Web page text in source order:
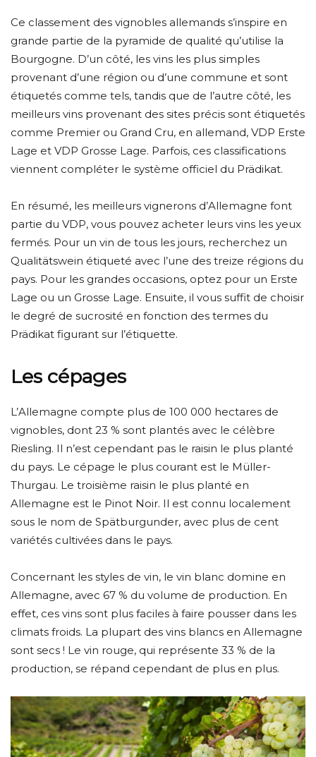
Ce classement des vignobles allemands s’inspire en
grande partie de la pyramide de qualité qu’utilise la
Bourgogne. D’un côté, les vins les plus simples
provenant d’une région ou d’une commune et sont
étiquetés comme tels, tandis que de l’autre côté, les
meilleurs vins provenant des sites précis sont étiquetés
comme Premier ou Grand Cru, en allemand, VDP Erste
Lage et VDP Grosse Lage. Parfois, ces classifications
viennent compléter le système officiel du Prädikat.
En résumé, les meilleurs vignerons d’Allemagne font
partie du VDP, vous pouvez acheter leurs vins les yeux
fermés. Pour un vin de tous les jours, recherchez un
Qualitätswein étiqueté avec l’une des treize régions du
pays. Pour les grandes occasions, optez pour un Erste
Lage ou un Grosse Lage. Ensuite, il vous suffit de choisir
le degré de sucrosité en fonction des termes du
Prädikat figurant sur l’étiquette.
Les cépages
L’Allemagne compte plus de 100 000 hectares de
vignobles, dont 23 % sont plantés avec le célèbre
Riesling. Il n’est cependant pas le raisin le plus planté
du pays. Le cépage le plus courant est le Müller-
Thurgau. Le troisième raisin le plus planté en
Allemagne est le Pinot Noir. Il est connu localement
sous le nom de Spätburgunder, avec plus de cent
variétés cultivées dans le pays.
Concernant les styles de vin, le vin blanc domine en
Allemagne, avec 67 % du volume de production. En
effet, ces vins sont plus faciles à faire pousser dans les
climats froids. La plupart des vins blancs en Allemagne
sont secs ! Le vin rouge, qui représente 33 % de la
production, se répand cependant de plus en plus.